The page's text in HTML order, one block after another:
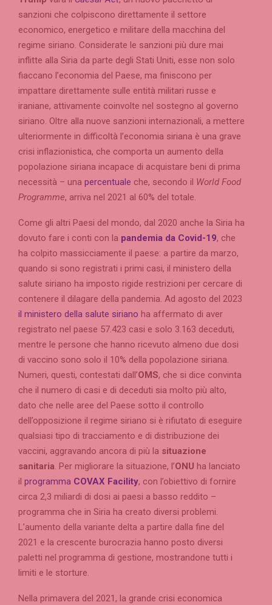
sanzioni che colpiscono direttamente il settore
economico, energetico e militare della macchina del
regime siriano. Considerate le sanzioni più dure mai
inflitte alla Siria da parte degli Stati Uniti, esse non solo
fiaccano l’economia del Paese, ma finiscono per
impattare direttamente sulle entità militari russe e
iraniane, attivamente coinvolte nel sostegno al governo
siriano. Oltre alla nuove sanzioni internazionali, a mettere
ulteriormente in difficoltà l’economia siriana è una grave
crisi inflazionistica, che comporta un aumento della
popolazione siriana incapace di acquistare beni di prima
necessità – una percentuale che, secondo il World Food
Programme, arriva nel 2021 al 60% del totale.
Come gli altri Paesi del mondo, dal 2020 anche la Siria ha
dovuto fare i conti con la pandemia da Covid-19, che
ha colpito massicciamente il paese: a partire da marzo,
quando si sono registrati i primi casi, il ministero della
salute siriano ha imposto rigide restrizioni per cercare di
contenere il dilagare della pandemia. Ad agosto del 2023
il ministero della salute siriano ha affermato di aver
registrato nel paese 57.423 casi e solo 3.163 deceduti,
mentre le persone che hanno ricevuto almeno due dosi
di vaccino sono solo il 10% della popolazione siriana.
Numeri, questi, contestati dall’OMS, che si dice convinta
che il numero di casi e di deceduti sia molto più alto,
dato che nelle aree del Paese sotto il controllo
dell’opposizione il regime siriano si è rifiutato di eseguire
qualsiasi tipo di tracciamento e di distribuzione dei
vaccini, aggravando ancora di più la situazione
sanitaria. Per migliorare la situazione, l’ONU ha lanciato
il programma COVAX Facility, con l’obiettivo di fornire
circa 2,3 miliardi di dosi ai paesi a basso reddito –
programma che in Siria ha creato diversi problemi.
L’aumento della variante delta a partire dalla fine del
2021 e la crescente burocrazia hanno posto diversi
paletti nel programma di gestione, mostrandone tutti i
limiti e le storture.
Nella primavera del 2021, la grande crisi economica